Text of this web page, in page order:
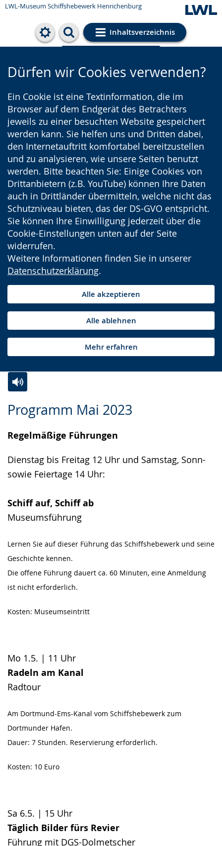
LWL-Museum Schiffshebewerk Henrichenburg
Inhaltsverzeichnis
Cookie-Einstellungen
Dürfen wir Cookies verwenden?
Ein Cookie ist eine Textinformation, die im
Browser auf dem Endgerät des Betrachters
jeweils zu einer besuchten Website gespeichert
werden kann. Sie helfen uns und Dritten dabei,
den Internetauftritt komfortabel bereitzustellen
und zu analysieren, wie unsere Seiten benutzt
werden. Bitte beachten Sie: Einige Cookies von
Drittanbietern (z.B. YouTube) können Ihre Daten
auch in Drittländer übermitteln, welche nicht das
Schutzniveau bieten, das der DS-GVO entspricht.
Sie können Ihre Einwilligung jederzeit über die
Cookie-Einstellungen unten auf der Seite
widerrufen.
Weitere Informationen finden Sie in unserer
Datenschutzerklärung.
Alle akzeptieren
Alle ablehnen
Mehr erfahren
Programm Mai 2023
Regelmäßige Führungen
Dienstag bis Freitag 12 Uhr und Samstag, Sonn-
sowie Feiertage 14 Uhr:
Schiff auf, Schiff ab
Museumsführung
Lernen Sie auf dieser Führung das Schiffshebewerk und seine
Geschichte kennen.
Die offene Führung dauert ca. 60 Minuten, eine Anmeldung
ist nicht erforderlich.
Kosten: Museumseintritt
Mo 1.5. | 11 Uhr
Radeln am Kanal
Radtour
Am Dortmund-Ems-Kanal vom Schiffshebewerk zum
Dortmunder Hafen.
Dauer: 7 Stunden. Reservierung erforderlich.
Kosten: 10 Euro
Sa 6.5. | 15 Uhr
Täglich Bilder fürs Revier
Führung mit DGS-Dolmetscher
Leichten
wechseln.
Audio-
Video
Deutscher
Gebärdensprache
wird